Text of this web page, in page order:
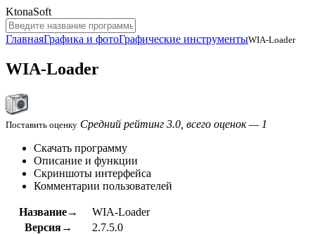
KtonaSoft
ГлавнаяГрафика и фотоГрафические инструментыWIA-Loader
WIA-Loader
Поставить оценку Средний рейтинг 3.0, всего оценок — 1
Скачать программу
Описание и функции
Скриншоты интерфейса
Комментарии пользователей
Название→
WIA-Loader
Версия→
2.7.5.0